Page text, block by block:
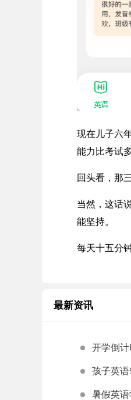
现在儿子六
能力比考试
回头看，那
当然，这话
能坚持。
每天十五分
最新资讯
开学倒
事就够了
孩子英语
暑假英